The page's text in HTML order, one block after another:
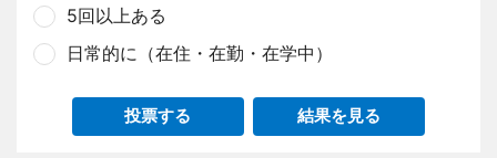
5回以上ある
日常的に（在住・在勤・在学中）
投票する 結果を見る